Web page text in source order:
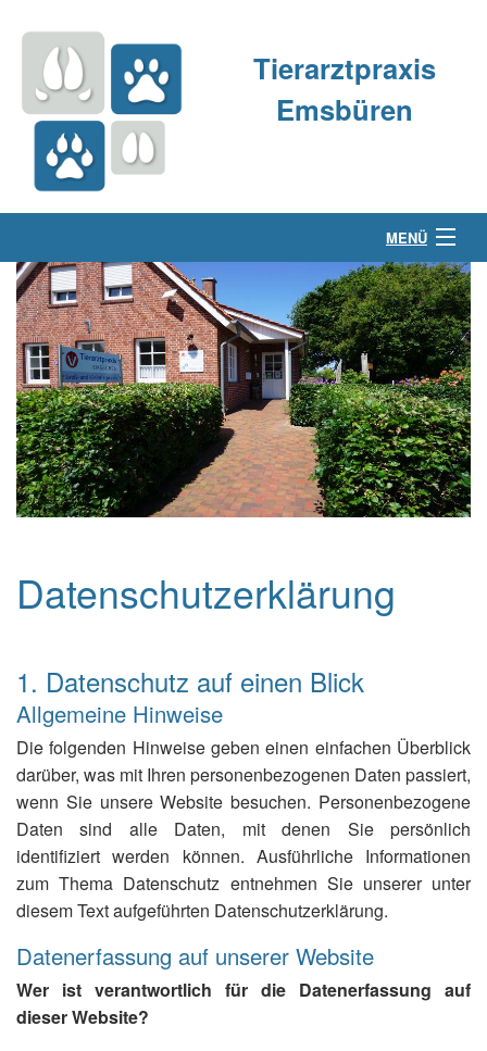
Tierarztpraxis
Emsbüren
MENÜ
Über uns
Kleintierpraxis
Großtierpraxis
Kontakt & Anfahrt
Datenschutzerklärung
1. Datenschutz auf einen Blick
Allgemeine Hinweise
Die folgenden Hinweise geben einen einfachen Überblick
darüber, was mit Ihren personenbezogenen Daten passiert,
wenn Sie unsere Website besuchen. Personenbezogene
Daten sind alle Daten, mit denen Sie persönlich
identifiziert werden können. Ausführliche Informationen
zum Thema Datenschutz entnehmen Sie unserer unter
diesem Text aufgeführten Datenschutzerklärung.
Datenerfassung auf unserer Website
Wer ist verantwortlich für die Datenerfassung auf
dieser Website?